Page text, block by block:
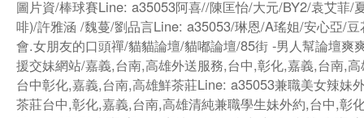
圖片資/棒球賽Line: a35053阿喜//陳匡怡/大元/BY2/袁艾菲/
啡)/許雅涵 /魏蔓/劉品言Line: a35053/琳恩/A瑤姐/安心亞/豆
會.女朋友的口頭禪/貓貓論壇/貓嘟論壇/85街 -男人幫論壇爽
援交妹網站/嘉義,台南,高雄外送服務,台中,彰化,嘉義,台南,
台中彰化,嘉義,台南,高雄鮮茶莊Line: a35053兼職美女辣妹
茶莊台中,彰化,嘉義,台南,高雄清純兼職學生妹外約,台中,彰